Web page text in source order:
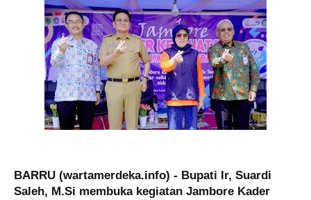
BARRU (wartamerdeka.info) - Bupati Ir, Suardi
Saleh, M.Si membuka kegiatan Jambore Kader